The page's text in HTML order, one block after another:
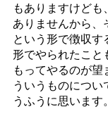
もありますけど
ありませんから
という形で徴収す
形でやられたこと
もってやるのが
ういうものにつ
うふうに思います。